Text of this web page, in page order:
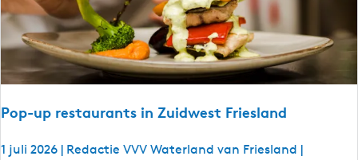
n
e
k
Pop-up restaurants in Zuidwest Friesland
1 juli 2026 | Redactie VVV Waterland van Friesland |